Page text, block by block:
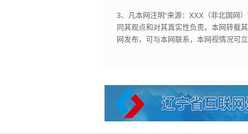
3、凡本网注明“来源：XXX（非北国网
同其观点和对其真实性负责。本网转载
网发布，可与本网联系，本网视情况可立